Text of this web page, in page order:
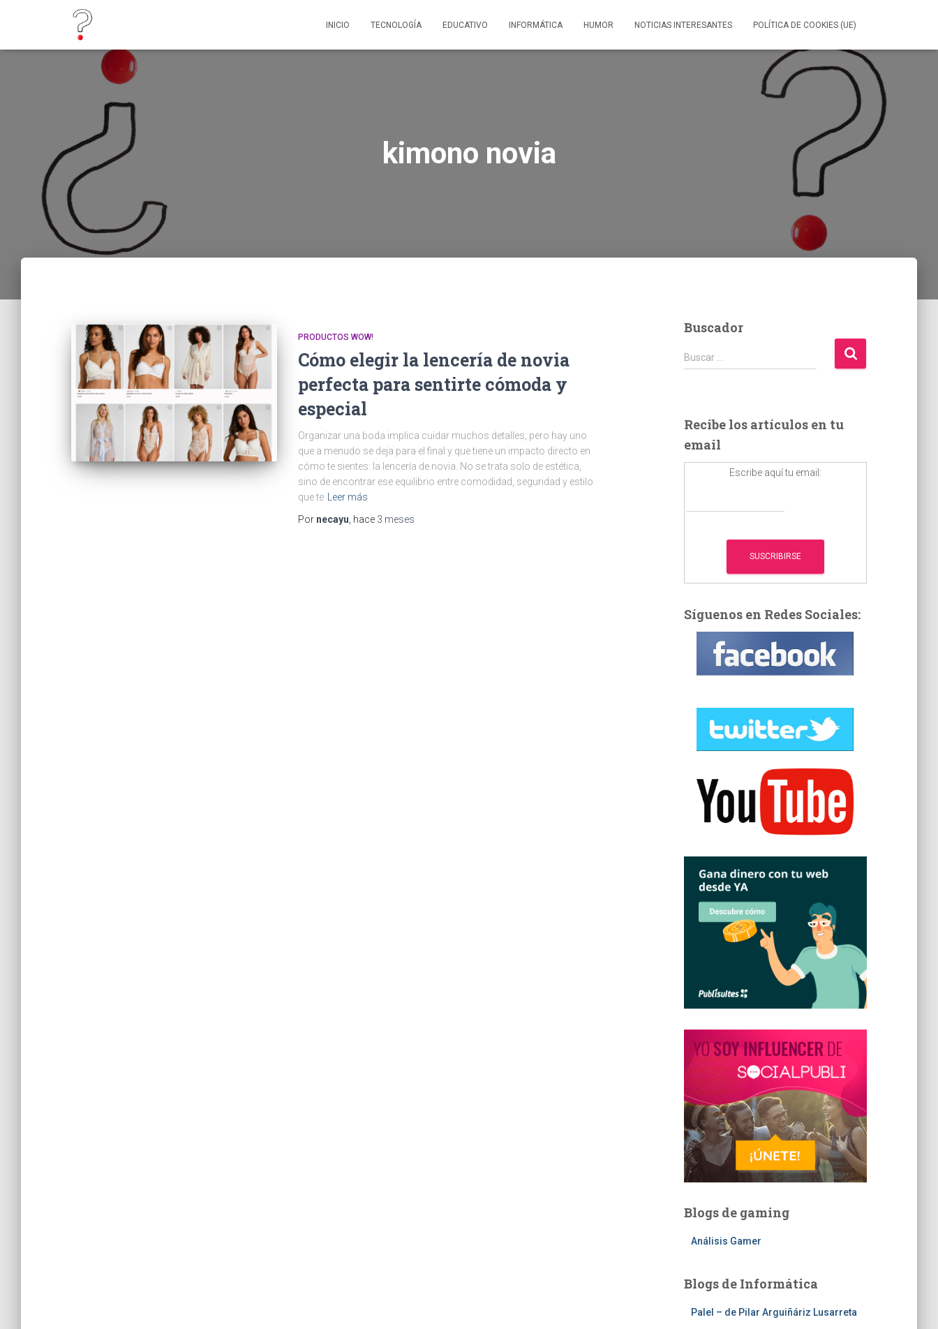
INICIO TECNOLOGÍA EDUCATIVO INFORMÁTICA HUMOR NOTICIAS INTERESANTES POLÍTICA DE COOKIES (UE)
kimono novia
PRODUCTOS WOW!
Cómo elegir la lencería de novia
perfecta para sentirte cómoda y
especial
Organizar una boda implica cuidar muchos detalles, pero hay uno
que a menudo se deja para el final y que tiene un impacto directo en
cómo te sientes: la lencería de novia. No se trata solo de estética,
sino de encontrar ese equilibrio entre comodidad, seguridad y estilo
que te
Leer más
Por necayu , hace 3 meses
Buscador
B
u
r
:
Buscar …
Recibe los artículos en tu
email
Escribe aquí tu email:
Síguenos en Redes Sociales:
Blogs de gaming
Análisis Gamer
Blogs de Informática
Palel – de Pilar Arguiñáriz Lusarreta